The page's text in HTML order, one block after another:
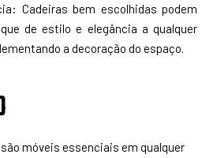
Cadeiras bem escolhidas podem
de estilo e elegância a qualquer
a decoração do espaço.
móveis essenciais em qualquer